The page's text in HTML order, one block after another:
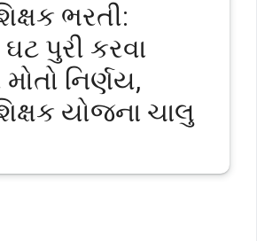
ભરતી:
ઘટ પુરી કરવા
નિર્ણય,
યોજના ચાલુ